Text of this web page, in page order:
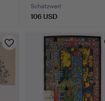
Schätzwert
106 USD